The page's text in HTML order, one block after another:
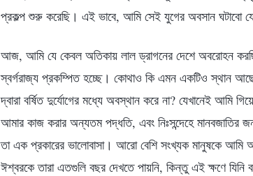
প্রকল্প শুরু করেছি। এই ভাবে, আমি সেই যুগের অবসান ঘটাবো যে
আজ, আমি যে কেবল অতিকায় লাল ড্রাগনের দেশে অবরোহন
স্বর্গরাজ্য প্রকম্পিত হচ্ছে। কোথাও কি এমন একটিও স্থান
দ্বারা বর্ষিত দুর্যোগের মধ্যে অবস্থান করে না? যেখানেই আমি
আমার কাজ করার অন্যতম পদ্ধতি, এবং নিঃসন্দেহে মানবজাতির
তা এক প্রকারের ভালোবাসা। আরো বেশি সংখ্যক মানুষকে আমি
ঈশ্বরকে তারা এতগুলি বছর দেখতে পায়নি, কিন্তু এই ক্ষণে